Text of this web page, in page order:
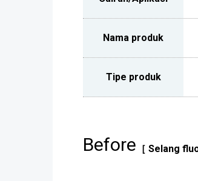
Nama produk
Tipe produk
Before ［ Selang